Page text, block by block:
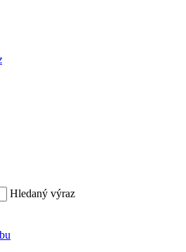
Hledaný výraz